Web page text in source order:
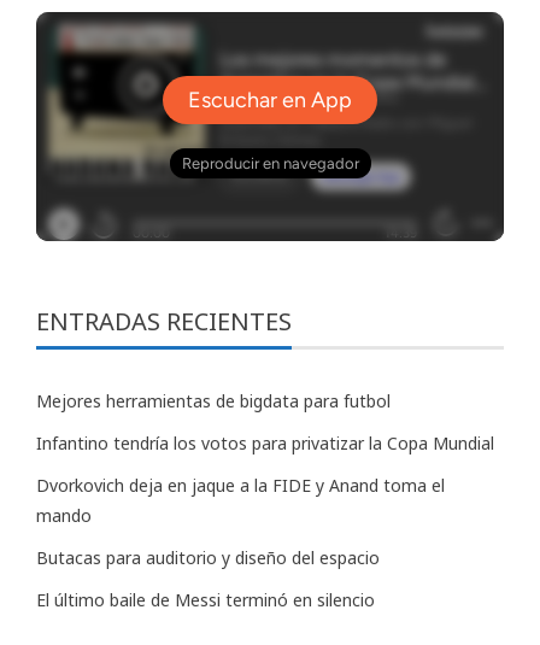
ENTRADAS RECIENTES
Mejores herramientas de bigdata para futbol
Infantino tendría los votos para privatizar la Copa Mundial
Dvorkovich deja en jaque a la FIDE y Anand toma el
mando
Butacas para auditorio y diseño del espacio
El último baile de Messi terminó en silencio